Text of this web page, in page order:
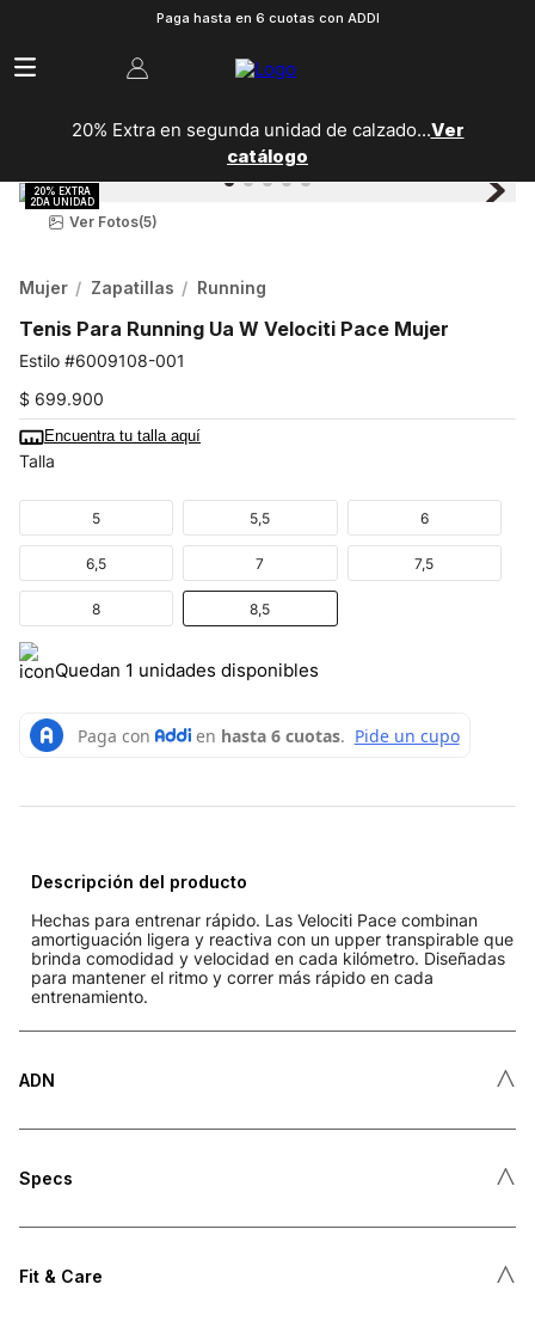
Paga hasta en 6 cuotas con ADDI
20% Extra en segunda unidad de calzado...Ver
catálogo
Ver Fotos(5)
Mujer Zapatillas Running
Tenis Para Running Ua W Velociti Pace Mujer
6009108-001
$ 699.900
Encuentra tu talla aquí
Talla
5 6
7
8
7,5
8,5
6,5
5,5
Quedan 1 unidades disponibles
Descripción del producto
Hechas para entrenar rápido. Las Velociti Pace combinan
amortiguación ligera y reactiva con un upper transpirable que
brinda comodidad y velocidad en cada kilómetro. Diseñadas
para mantener el ritmo y correr más rápido en cada
entrenamiento.
ADN ˄
Specs ˄
Fit & Care ˄